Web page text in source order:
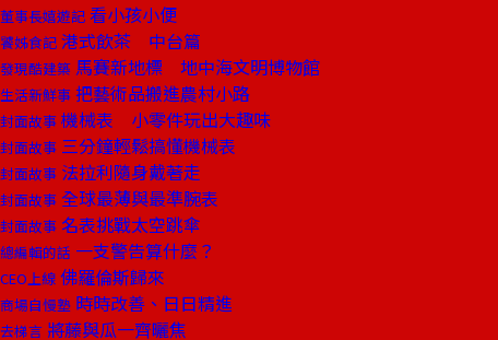
董事長嬉遊記 看小孩小便
饕姊食記 港式飲茶 中台篇
發現酷建築 馬賽新地標 地中海文明博物館
生活新鮮事 把藝術品搬進農村小路
封面故事 機械表 小零件玩出大趣味
封面故事 三分鐘輕鬆搞懂機械表
封面故事 法拉利隨身戴著走
封面故事 全球最薄與最準腕表
封面故事 名表挑戰太空跳傘
總編輯的話 一支警告算什麼？
CEO上線 佛羅倫斯歸來
商場自慢塾 時時改善、日日精進
去梯言 將藤與瓜一齊曬焦